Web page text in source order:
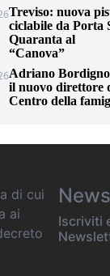
Treviso: nuova
ciclabile da Porta
Quaranta al
“Canova”
Adriano
il nuovo direttore
Centro della
di cui
ai
Iscriviti